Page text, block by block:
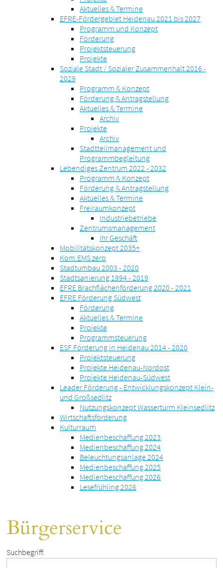
Aktuelles & Termine
EFRE-Fördergebiet Heidenau 2021 bis 2027
Programm und Konzept
Förderung
Projektsteuerung
Projekte
Soziale Stadt / Sozialer Zusammenhalt 2016 -
2029
Programm & Konzept
Förderung & Antragstellung
Aktuelles & Termine
Archiv
Projekte
Archiv
Stadtteilmanagement und
Programmbegleitung
Lebendiges Zentrum 2022 - 2032
Programm & Konzept
Förderung & Antragstellung
Aktuelles & Termine
Freiraumkonzept
Industriebetriebe
Zentrumsmanagement
Ihr Geschäft
Mobilitätskonzept 2035+
Kom.EMS zero
Stadtumbau 2003 - 2020
Stadtsanierung 1994 - 2019
EFRE Brachflächenförderung 2020 - 2021
EFRE Förderung Südwest
Förderung
Aktuelles & Termine
Projekte
Programmsteuerung
ESF Förderung in Heidenau 2014 - 2020
Projektsteuerung
Projekte Heidenau-Nordost
Projekte Heidenau-Südwest
Leader Förderung - Entwicklungskonzept Klein-
und Großsedlitz
Nutzungskonzept Wasserturm Kleinsedlitz
Wirtschaftsförderung
Kulturraum
Medienbeschaffung 2023
Medienbeschaffung 2024
Beleuchtungsanlage 2024
Medienbeschaffung 2025
Medienbeschaffung 2026
Lesefrühling 2026
Bürgerservice
Suchbegriff: